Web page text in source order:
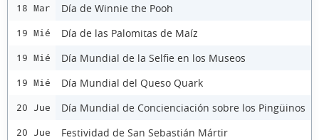
18 Mar Día de Winnie the Pooh
19 Mié Día de las Palomitas de Maíz
19 Mié Día Mundial de la Selfie en los Museos
19 Mié Día Mundial del Queso Quark
20 Jue Día Mundial de Concienciación sobre los Pingüinos
20 Jue Festividad de San Sebastián Mártir